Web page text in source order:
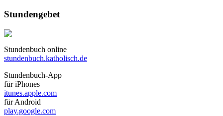
Stundengebet
Stundenbuch online
stundenbuch.katholisch.de
Stundenbuch-App
für iPhones
itunes.apple.com
für Android
play.google.com